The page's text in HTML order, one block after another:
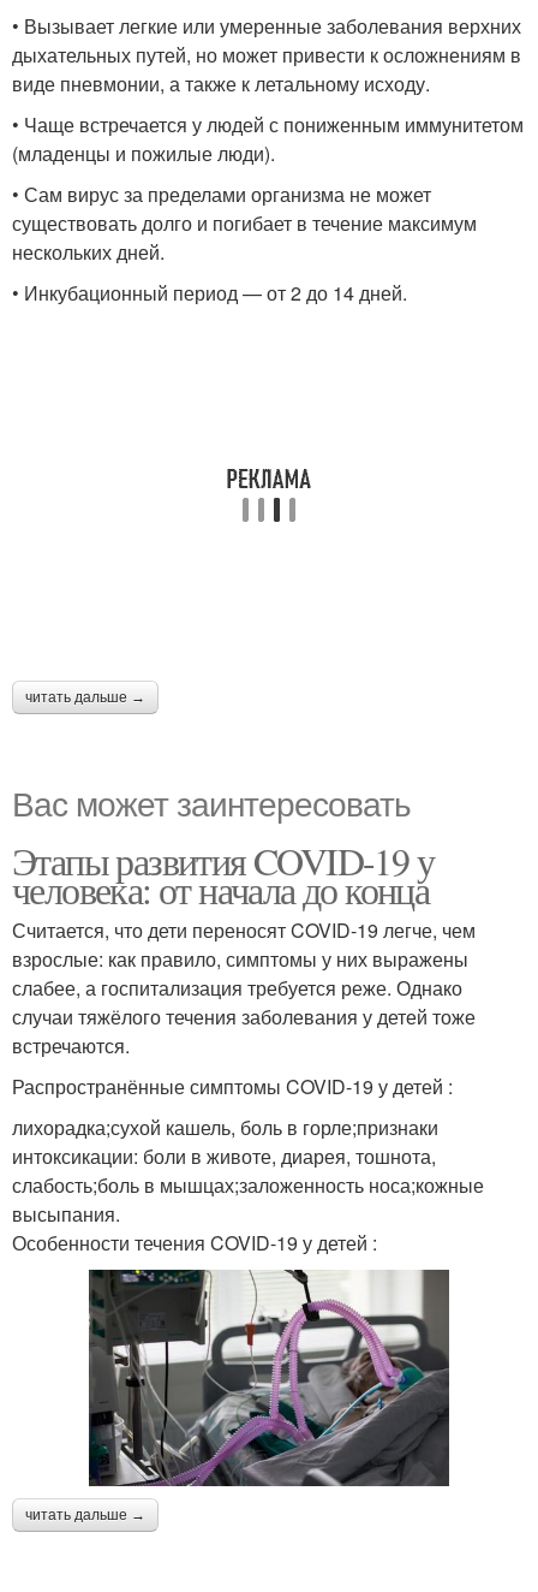
• Вызывает легкие или умеренные заболевания верхних
дыхательных путей, но может привести к осложнениям в
виде пневмонии, а также к летальному исходу.
• Чаще встречается у людей с пониженным иммунитетом
(младенцы и пожилые люди).
• Сам вирус за пределами организма не может
существовать долго и погибает в течение максимум
нескольких дней.
• Инкубационный период — от 2 до 14 дней.
читать дальше →
Вас может заинтересовать
Этапы развития COVID-19 у
человека: от начала до конца
Считается, что дети переносят COVID-19 легче, чем
взрослые: как правило, симптомы у них выражены
слабее, а госпитализация требуется реже. Однако
случаи тяжёлого течения заболевания у детей тоже
встречаются.
Распространённые симптомы COVID-19 у детей :
лихорадка;сухой кашель, боль в горле;признаки
интоксикации: боли в животе, диарея, тошнота,
слабость;боль в мышцах;заложенность носа;кожные
высыпания.
Особенности течения COVID-19 у детей :
читать дальше →